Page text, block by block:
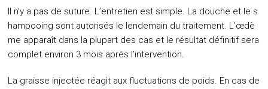
Il n’y a pas de suture. L’entretien est simple. La douche et le s
hampooing sont autorisés le lendemain du traitement. L’œdè
me apparaît dans la plupart des cas et le résultat définitif sera
complet environ 3 mois après l’intervention.
La graisse injectée réagit aux fluctuations de poids. En cas de